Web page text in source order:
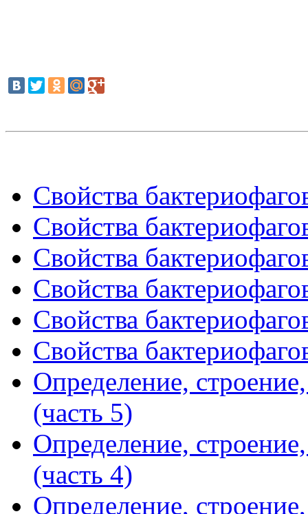
Свойства
Свойства
Свойства
Свойства
Свойства
Свойства
Определение,
(часть 5)
Определение,
(часть 4)
Определение,